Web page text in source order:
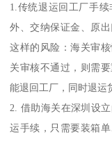
1.传统退运回工厂手
外、交纳保证金、原
这样的风险：海关审
关审核不通过，则需
能退回工厂，同时退运
2. 借助海关在深圳设
运手续，只需要装箱